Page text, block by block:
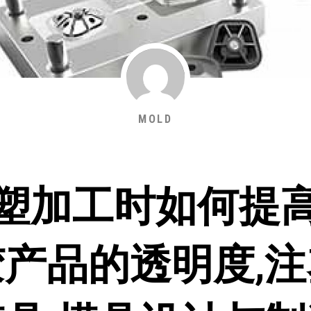
MOLD
加工时如何提
品的透明度,